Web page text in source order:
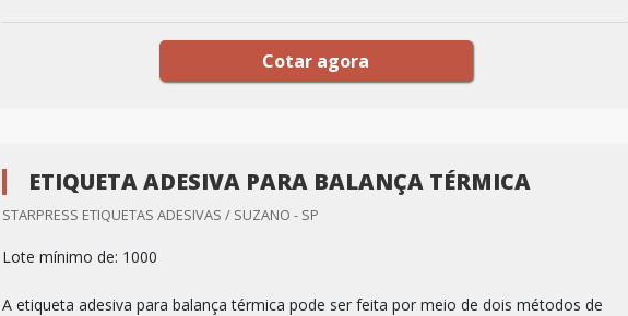
Cotar agora
ETIQUETA ADESIVA PARA BALANÇA TÉRMICA
STARPRESS ETIQUETAS ADESIVAS / SUZANO - SP
Lote mínimo de: 1000
A etiqueta adesiva para balança térmica pode ser feita por meio de dois métodos de